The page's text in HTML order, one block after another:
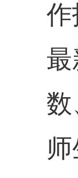
作
最
数